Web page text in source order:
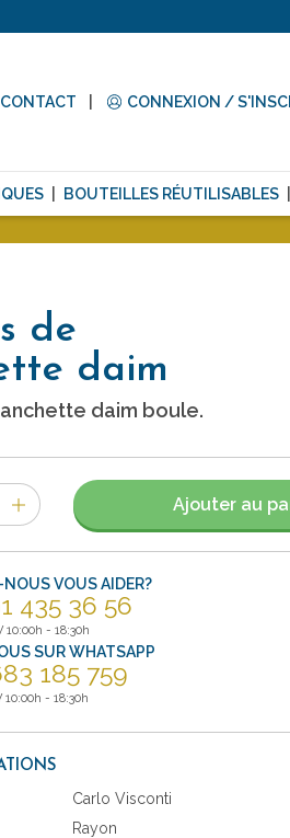
CONTACT CONNEXION /
BOUTEILLES RÉUTILISABLES
de
daim
daim boule.
Ajouter au
VOUS AIDER?
435 36 56
10:00h - 18:30h
SUR WHATSAPP
185 759
10:00h - 18:30h
Carlo Visconti
Rayon